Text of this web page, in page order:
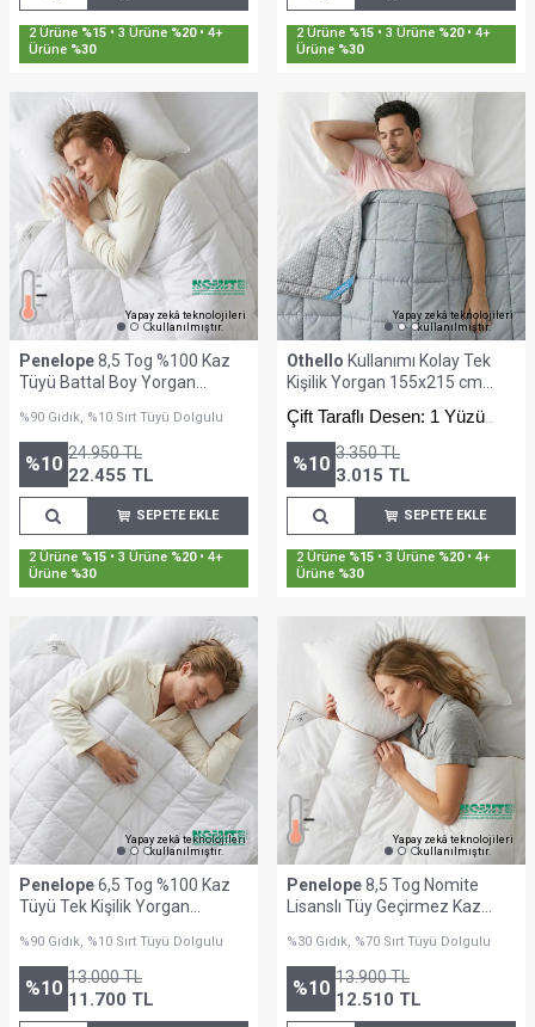
Sepette %30'a Varan İndirim Sepette %30'a Varan İndirim
Yapay zekâ teknolojileri
kullanılmıştır.
Penelope8,5 Tog %100 Kaz
Tüyü Battal Boy Yorgan
%90 Gıdık, %10 Sırt Tüyü Dolgulu
%10 24.950TL
22.455 TL
SEPETE EKLE
Sepette %30'a Varan İndirim
Yapay zekâ teknolojileri
kullanılmıştır.
Othello Kullanımı Kolay Tek
Kişilik Yorgan 155x215 cm
Çift Taraflı Desen: 1 Yüzü
Desenli
%10 3.350TL
3.015 TL
SEPETE EKLE
Sepette %30'a Varan İndirim
Yapay zekâ teknolojileri
kullanılmıştır.
Penelope6,5 Tog %100 Kaz
Tüyü Tek Kişilik Yorgan
%90 Gıdık, %10 Sırt Tüyü Dolgulu
%10 13.000TL
11.700 TL
Yapay zekâ teknolojileri
kullanılmıştır.
Penelope8,5 Tog Nomite
Lisanslı Tüy Geçirmez Kaz
Bronze Serisi
%30 Gıdık, %70 Sırt Tüyü Dolgulu
%10 13.900TL
12.510 TL